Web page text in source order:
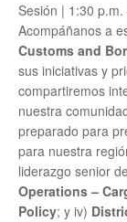
Sesión | 1:30
Acompáñanos a
Customs and
sus iniciativas y
compartiremos
nuestra
preparado para
para nuestra
liderazgo senior
Operations –
Policy; y iv)